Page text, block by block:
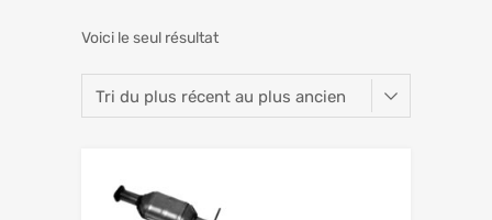
Voici le seul résultat